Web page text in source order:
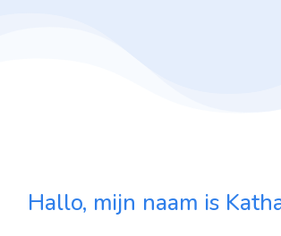
Hallo, mijn naam is